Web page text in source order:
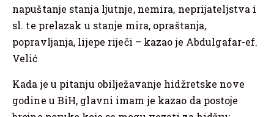
napuštanje stanja ljutnje, nemira, neprijateljstva i
sl. te prelazak u stanje mira, opraštanja,
popravljanja, lijepe riječi – kazao je Abdulgafar-ef.
Velić
Kada je u pitanju obilježavanje hidžretske nove
godine u BiH, glavni imam je kazao da postoje